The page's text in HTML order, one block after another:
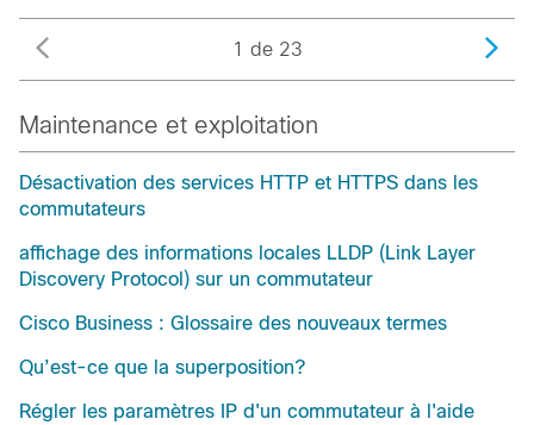
1 de 23
Maintenance et exploitation
Désactivation des services HTTP et HTTPS dans les
commutateurs
affichage des informations locales LLDP (Link Layer
Discovery Protocol) sur un commutateur
Cisco Business : Glossaire des nouveaux termes
Qu’est-ce que la superposition?
Régler les paramètres IP d'un commutateur à l'aide